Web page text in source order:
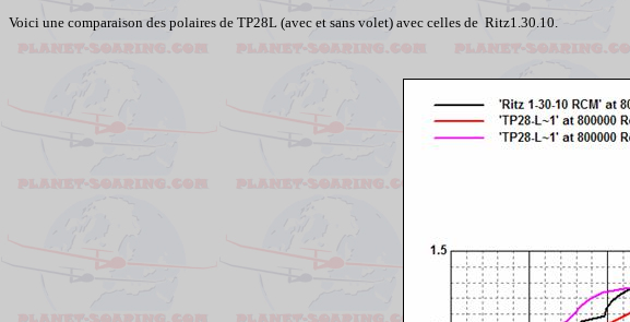
Voici une comparaison des polaires de TP28L (avec et sans volet) avec celles de Ritz1.30.10.